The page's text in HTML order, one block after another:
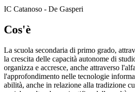
IC Catanoso - De Gasperi
Cos'è
La scuola secondaria di primo grado,
la crescita delle capacità autonome di
organizza e accresce, anche attraverso
l'approfondimento nelle tecnologie
abilità, anche in relazione alla tradizione